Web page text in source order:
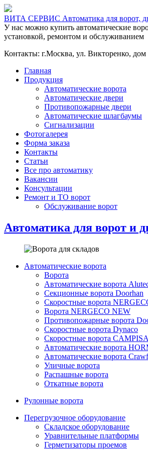
ВИТА СЕРВИС Автоматика для ворот,
У нас можно купить автоматические
установкой, ремонтом и обслуживанием
Контакты: г.Москва, ул. Викторенко,
Главная
Продукция
Автоматические ворота
Автоматические двери
Противопожарные двери
Автоматические шлагбаумы
Сигнализации
Фотогалерея
Форма заказа
Контакты
Статьи
Все про автоматику
Вакансии
Консультации
Ремонт и ТО ворот
Обслуживание ворот
Автоматика для ворот и
Автоматические ворота
Ворота
Автоматические ворота
Секционные ворота Doorhan
Скоростные ворота
Ворота NERGECO NEW
Противопожарные ворота
Скоростные ворота Dynaco
Скоростные ворота CAMPISA
Автоматические ворота
Автоматические ворота
Уличные ворота
Распашные ворота
Откатные ворота
Рулонные ворота
Перегрузочное оборудование
Складское оборудование
Уравнительные платформы
Герметизаторы проемов